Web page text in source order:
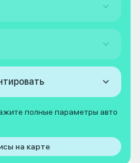
полные параметры авто
на карте